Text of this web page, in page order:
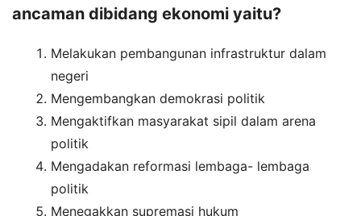
ancaman dibidang ekonomi yaitu?
Melakukan pembangunan infrastruktur dalam
negeri
Mengembangkan demokrasi politik
Mengaktifkan masyarakat sipil dalam arena
politik
Mengadakan reformasi lembaga- lembaga
politik
Menegakkan supremasi hukum